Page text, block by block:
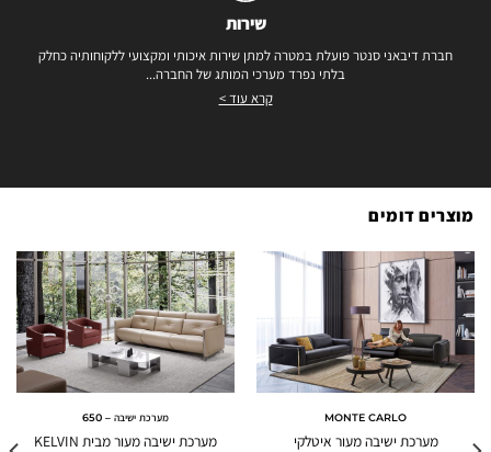
שירות
חברת דיבאני סנטר פועלת במטרה למתן שירות איכותי ומקצועי ללקוחותיה כחלק
בלתי נפרד מערכי המותג של החברה...
קרא עוד >
מוצרים דומים
MONTE CARLO
מערכת ישיבה מעור איטלקי
מערכת ישיבה – 650
מערכת ישיבה מעור מבית KELVIN